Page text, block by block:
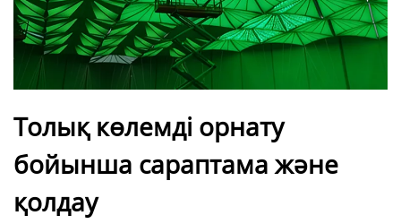
Толық көлемді орнату
бойынша сараптама және
қолдау